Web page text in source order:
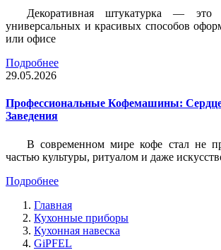
Декоративная штукатурка —
универсальных и красивых способов
или офисе
Подробнее
29.05.2026
Профессиональные Кофемашины:
Заведения
В современном мире кофе стал не
частью культуры, ритуалом и даже
Подробнее
Главная
Кухонные приборы
Кухонная навеска
GiPFEL